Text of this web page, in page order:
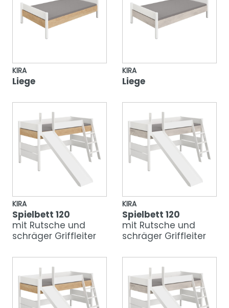
KIRA
Liege
KIRA
Liege
KIRA
Spielbett 120
mit Rutsche und
schräger Griffleiter
KIRA
Spielbett 120
mit Rutsche und
schräger Griffleiter